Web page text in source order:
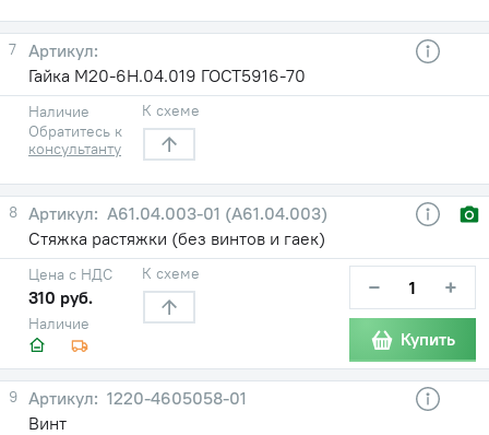
7
Гайка М20-6Н.04.019 ГОСТ5916-70
Наличие
Обратитесь к
консультанту
К схеме
8
А61.04.003-01 (А61.04.003)
Стяжка растяжки (без винтов и гаек)
Наличие
Цена с НДС
310 руб.
К схеме − +
Купить
9
1220-4605058-01
Винт